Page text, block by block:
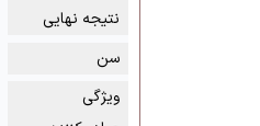
نتیجه نهایی
سن
ویژگی